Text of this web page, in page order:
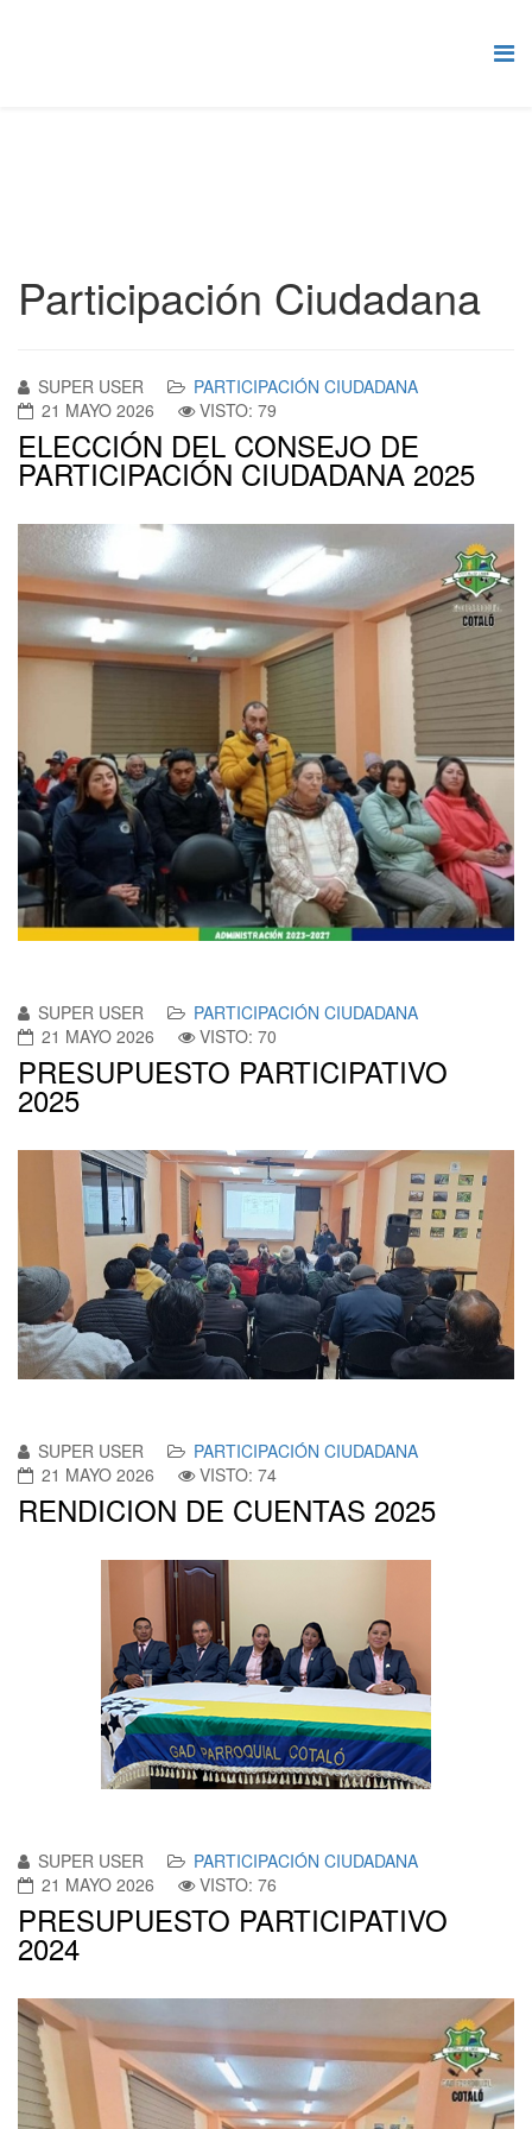
Participación Ciudadana
SUPER USER
PARTICIPACIÓN CIUDADANA
21 MAYO 2026
VISTO: 79
ELECCIÓN DEL CONSEJO DE
PARTICIPACIÓN CIUDADANA 2025
SUPER USER
PARTICIPACIÓN CIUDADANA
21 MAYO 2026
VISTO: 70
PRESUPUESTO PARTICIPATIVO
2025
SUPER USER
PARTICIPACIÓN CIUDADANA
21 MAYO 2026
VISTO: 74
RENDICION DE CUENTAS 2025
SUPER USER
PARTICIPACIÓN CIUDADANA
21 MAYO 2026
VISTO: 76
PRESUPUESTO PARTICIPATIVO
2024